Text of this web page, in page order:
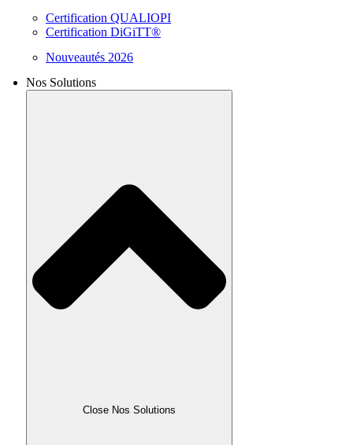
Certification QUALIOPI
Certification DiGiTT®
Nouveautés 2026
Nos Solutions
Close Nos Solutions